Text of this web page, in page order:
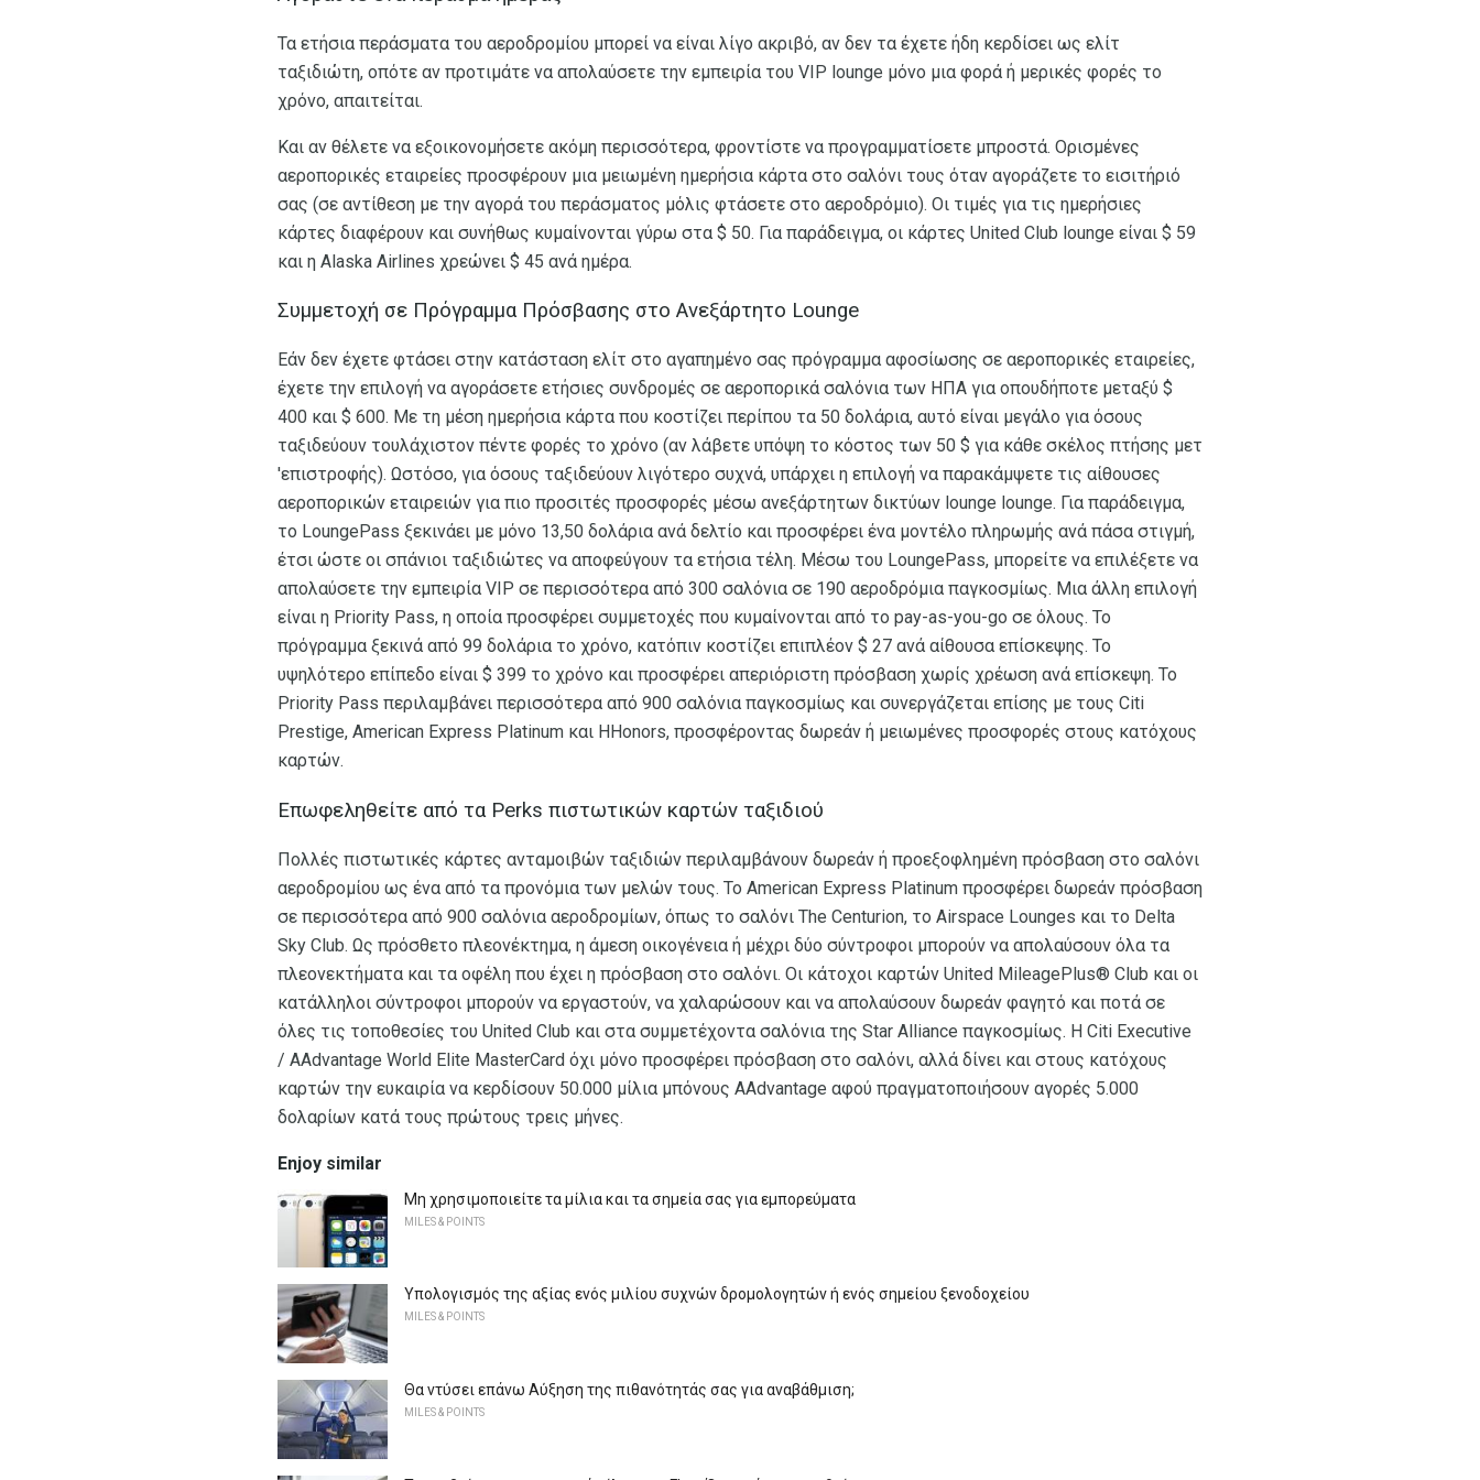
Τα ετήσια περάσματα του αεροδρομίου μπορεί να είναι λίγο ακριβό, αν δεν τα έχετε ήδη κερδίσει ως ελίτ
ταξιδιώτη, οπότε αν προτιμάτε να απολαύσετε την εμπειρία του VIP lounge μόνο μια φορά ή μερικές φορές το
χρόνο, απαιτείται.
Και αν θέλετε να εξοικονομήσετε ακόμη περισσότερα, φροντίστε να προγραμματίσετε μπροστά. Ορισμένες
αεροπορικές εταιρείες προσφέρουν μια μειωμένη ημερήσια κάρτα στο σαλόνι τους όταν αγοράζετε το εισιτήριό
σας (σε αντίθεση με την αγορά του περάσματος μόλις φτάσετε στο αεροδρόμιο). Οι τιμές για τις ημερήσιες
κάρτες διαφέρουν και συνήθως κυμαίνονται γύρω στα $ 50. Για παράδειγμα, οι κάρτες United Club lounge είναι $ 59
και η Alaska Airlines χρεώνει $ 45 ανά ημέρα.
Συμμετοχή σε Πρόγραμμα Πρόσβασης στο Ανεξάρτητο Lounge
Εάν δεν έχετε φτάσει στην κατάσταση ελίτ στο αγαπημένο σας πρόγραμμα αφοσίωσης σε αεροπορικές εταιρείες,
έχετε την επιλογή να αγοράσετε ετήσιες συνδρομές σε αεροπορικά σαλόνια των ΗΠΑ για οπουδήποτε μεταξύ $
400 και $ 600. Με τη μέση ημερήσια κάρτα που κοστίζει περίπου τα 50 δολάρια, αυτό είναι μεγάλο για όσους
ταξιδεύουν τουλάχιστον πέντε φορές το χρόνο (αν λάβετε υπόψη το κόστος των 50 $ για κάθε σκέλος πτήσης μετ
'επιστροφής). Ωστόσο, για όσους ταξιδεύουν λιγότερο συχνά, υπάρχει η επιλογή να παρακάμψετε τις αίθουσες
αεροπορικών εταιρειών για πιο προσιτές προσφορές μέσω ανεξάρτητων δικτύων lounge lounge. Για παράδειγμα,
το LoungePass ξεκινάει με μόνο 13,50 δολάρια ανά δελτίο και προσφέρει ένα μοντέλο πληρωμής ανά πάσα στιγμή,
έτσι ώστε οι σπάνιοι ταξιδιώτες να αποφεύγουν τα ετήσια τέλη. Μέσω του LoungePass, μπορείτε να επιλέξετε να
απολαύσετε την εμπειρία VIP σε περισσότερα από 300 σαλόνια σε 190 αεροδρόμια παγκοσμίως. Μια άλλη επιλογή
είναι η Priority Pass, η οποία προσφέρει συμμετοχές που κυμαίνονται από το pay-as-you-go σε όλους. Το
πρόγραμμα ξεκινά από 99 δολάρια το χρόνο, κατόπιν κοστίζει επιπλέον $ 27 ανά αίθουσα επίσκεψης. Το
υψηλότερο επίπεδο είναι $ 399 το χρόνο και προσφέρει απεριόριστη πρόσβαση χωρίς χρέωση ανά επίσκεψη. Το
Priority Pass περιλαμβάνει περισσότερα από 900 σαλόνια παγκοσμίως και συνεργάζεται επίσης με τους Citi
Prestige, American Express Platinum και HHonors, προσφέροντας δωρεάν ή μειωμένες προσφορές στους κατόχους
καρτών.
Επωφεληθείτε από τα Perks πιστωτικών καρτών ταξιδιού
Πολλές πιστωτικές κάρτες ανταμοιβών ταξιδιών περιλαμβάνουν δωρεάν ή προεξοφλημένη πρόσβαση στο σαλόνι
αεροδρομίου ως ένα από τα προνόμια των μελών τους. Το American Express Platinum προσφέρει δωρεάν πρόσβαση
σε περισσότερα από 900 σαλόνια αεροδρομίων, όπως το σαλόνι The Centurion, το Airspace Lounges και το Delta
Sky Club. Ως πρόσθετο πλεονέκτημα, η άμεση οικογένεια ή μέχρι δύο σύντροφοι μπορούν να απολαύσουν όλα τα
πλεονεκτήματα και τα οφέλη που έχει η πρόσβαση στο σαλόνι. Οι κάτοχοι καρτών United MileagePlus® Club και οι
κατάλληλοι σύντροφοι μπορούν να εργαστούν, να χαλαρώσουν και να απολαύσουν δωρεάν φαγητό και ποτά σε
όλες τις τοποθεσίες του United Club και στα συμμετέχοντα σαλόνια της Star Alliance παγκοσμίως. Η Citi Executive
/ AAdvantage World Elite MasterCard όχι μόνο προσφέρει πρόσβαση στο σαλόνι, αλλά δίνει και στους κατόχους
καρτών την ευκαιρία να κερδίσουν 50.000 μίλια μπόνους AAdvantage αφού πραγματοποιήσουν αγορές 5.000
δολαρίων κατά τους πρώτους τρεις μήνες.
Enjoy similar
Μη χρησιμοποιείτε τα μίλια και τα σημεία σας για εμπορεύματα
MILES & POINTS
Υπολογισμός της αξίας ενός μιλίου συχνών δρομολογητών ή ενός σημείου ξενοδοχείου
MILES & POINTS
Θα ντύσει επάνω Αύξηση της πιθανότητάς σας για αναβάθμιση;
MILES & POINTS